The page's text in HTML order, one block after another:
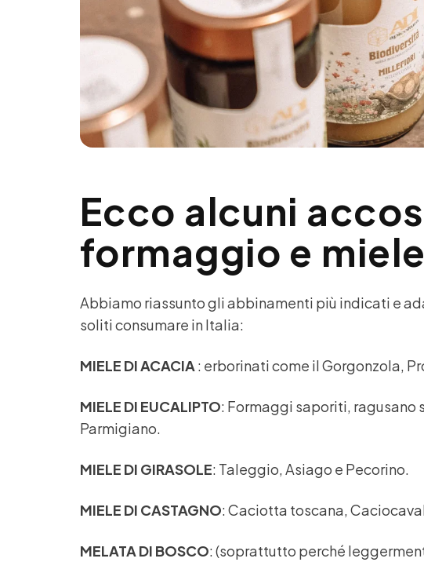
Ecco alcuni
formaggio e
Abbiamo riassunto gli abbinamenti più indicati e
soliti consumare in Italia:
MIELE DI ACACIA : erborinati come il Gorgonzola,
MIELE DI EUCALIPTO: Formaggi saporiti, ragusano
Parmigiano.
MIELE DI GIRASOLE: Taleggio, Asiago e Pecorino.
MIELE DI CASTAGNO: Caciotta toscana,
MELATA DI BOSCO: (soprattutto perché